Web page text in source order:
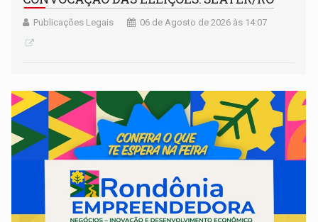
Publicações Legais 06 de Agosto de 2026 às 14:07